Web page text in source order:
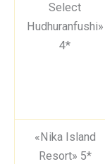
Select
Hudhuranfushi»
4*
«Nika Island
Resort» 5*